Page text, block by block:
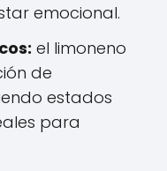
emocional.
el limoneno
de
estados
para